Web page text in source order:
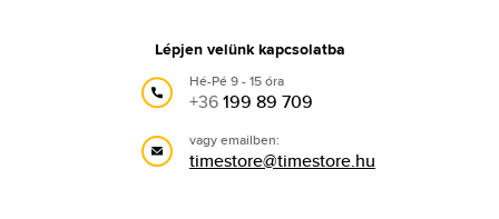
Lépjen velünk kapcsolatba
Hé-Pé 9 - 15 óra
+36199 89 709
vagy emailben:
timestore@timestore.hu